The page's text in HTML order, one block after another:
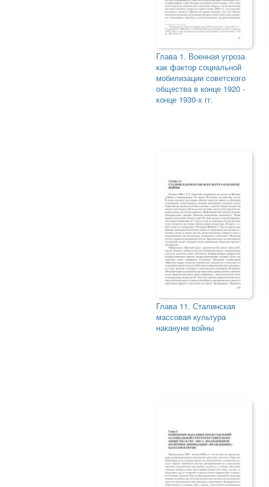
Глава 1. Военная угроза
как фактор социальной
мобилизации советского
общества в конце 1920 -
конце 1930-х гг.
Глава 11. Сталинская
массовая культура
накануне войны